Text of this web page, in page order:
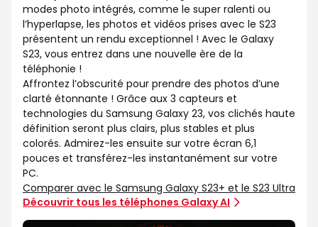
modes photo intégrés, comme le super ralenti ou
l’hyperlapse, les photos et vidéos prises avec le S23
présentent un rendu exceptionnel ! Avec le Galaxy
S23, vous entrez dans une nouvelle ère de la
téléphonie !
Affrontez l’obscurité pour prendre des photos d’une
clarté étonnante ! Grâce aux 3 capteurs et
technologies du Samsung Galaxy 23, vos clichés haute
définition seront plus clairs, plus stables et plus
colorés. Admirez-les ensuite sur votre écran 6,1
pouces et transférez-les instantanément sur votre
PC.
Comparer avec le Samsung Galaxy S23+ et le S23 Ultra
Découvrir tous les téléphones Galaxy AI